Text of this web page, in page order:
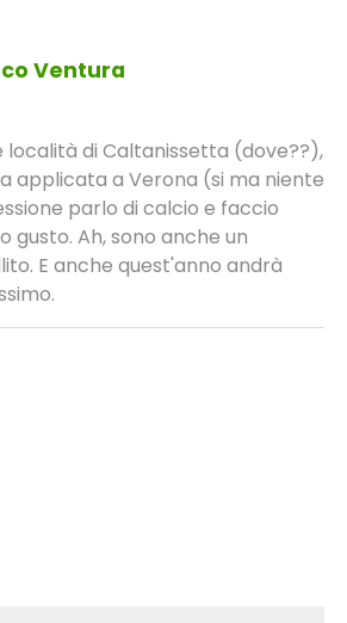
Ventura
località di Caltanissetta (dove??),
applicata a Verona (si ma niente
parlo di calcio e faccio
gusto. Ah, sono anche un
E anche quest'anno andrà